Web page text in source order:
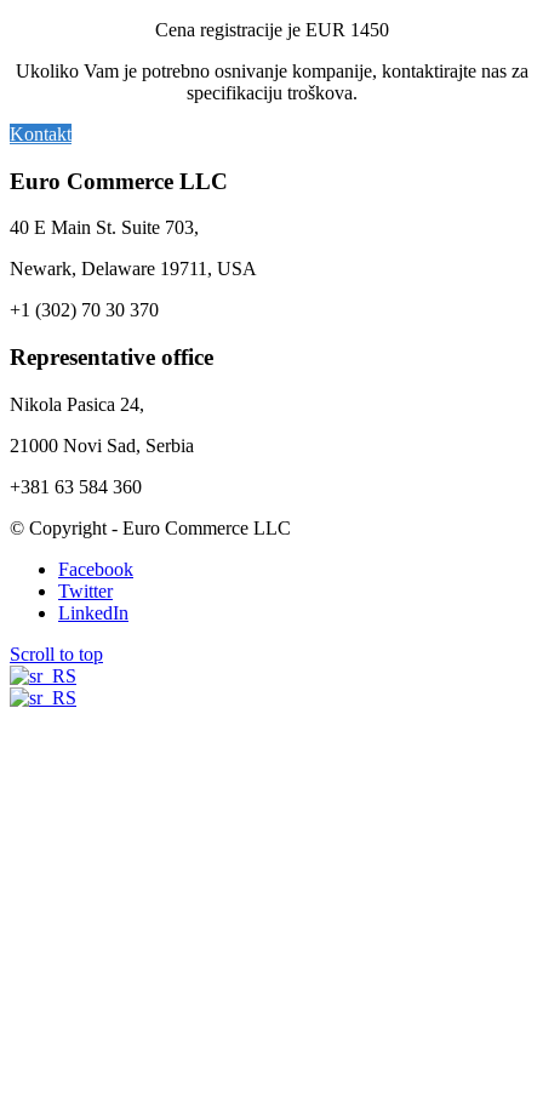
Cena registracije je EUR 1450
Ukoliko Vam je potrebno osnivanje kompanije, kontaktirajte nas za
specifikaciju troškova.
Kontakt
Euro Commerce LLC
40 E Main St. Suite 703,
Newark, Delaware 19711, USA
+1 (302) 70 30 370
Representative office
Nikola Pasica 24,
21000 Novi Sad, Serbia
+381 63 584 360
© Copyright - Euro Commerce LLC
Facebook
Twitter
LinkedIn
Scroll to top